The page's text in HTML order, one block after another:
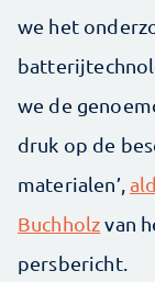
we het
we de
druk op de
materialen’,
Buchholzvan
persbericht.